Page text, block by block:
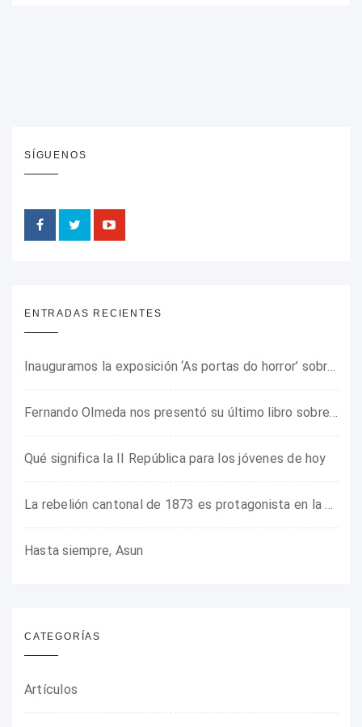
SÍGUENOS
ENTRADAS RECIENTES
Inauguramos la exposición ‘As portas do horror’ sobre el campo de concentración franquista de Camposancos
Fernando Olmeda nos presentó su último libro sobre la fotógrafa Gerda Taro
Qué significa la II República para los jóvenes de hoy
La rebelión cantonal de 1873 es protagonista en la ARMHADH
Hasta siempre, Asun
CATEGORÍAS
Artículos